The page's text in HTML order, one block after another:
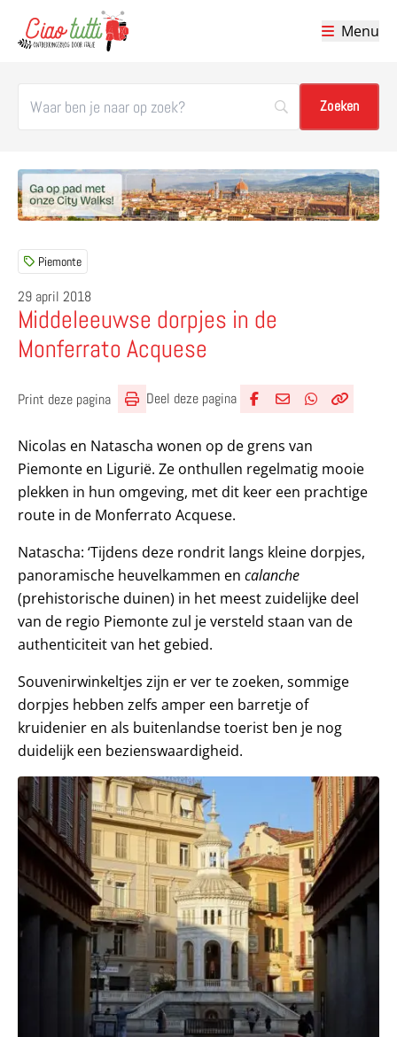
Menu
Piemonte
29 april 2018
Middeleeuwse dorpjes in de
Monferrato Acquese
Print deze pagina Deel deze pagina
Nicolas en Natascha wonen op de grens van
Piemonte en Ligurië. Ze onthullen regelmatig mooie
plekken in hun omgeving, met dit keer een prachtige
route in de Monferrato Acquese.
Natascha: ‘Tijdens deze rondrit langs kleine dorpjes,
panoramische heuvelkammen en calanche
(prehistorische duinen) in het meest zuidelijke deel
van de regio Piemonte zul je versteld staan van de
authenticiteit van het gebied.
Souvenirwinkeltjes zijn er ver te zoeken, sommige
dorpjes hebben zelfs amper een barretje of
kruidenier en als buitenlandse toerist ben je nog
duidelijk een bezienswaardigheid.